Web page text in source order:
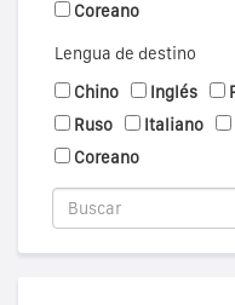
Coreano
Lengua de destino
Chino
Inglés
Ruso
Italiano
Coreano